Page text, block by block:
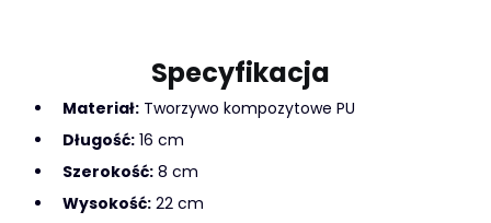
Specyfikacja
Materiał:Tworzywo kompozytowe PU
Długość:16 cm
Szerokość:8 cm
Wysokość:22 cm